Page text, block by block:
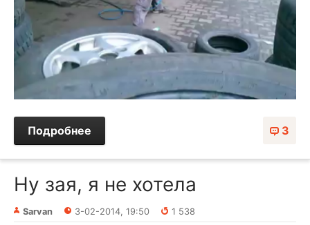
3
Подробнее
Ну зая, я не хотела
Sarvan 3-02-2014, 19:50
1 538